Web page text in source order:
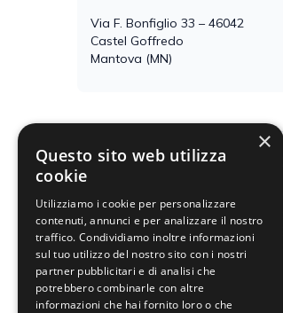
Via F. Bonfiglio 33 – 46042
Castel Goffredo
Mantova (MN)
Fisco
Accertamento, riscossione e
contenzioso
Imposte dirette
Altre imposte indirette e altri
tributi
Tributi locali
IVA
×
Questo sito web utilizza
cookie
Utilizziamo i cookie per personalizzare
contenuti, annunci e per analizzare il nostro
traffico. Condividiamo inoltre informazioni
sul tuo utilizzo del nostro sito con i nostri
partner pubblicitari e di analisi che
potrebbero combinarle con altre
informazioni che hai fornito loro o che